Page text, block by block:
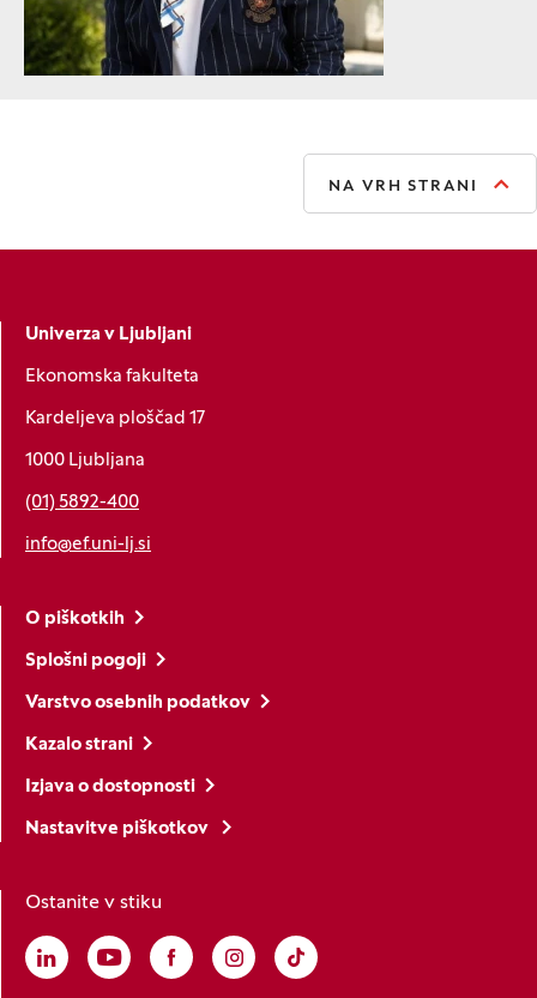
NA VRH STRANI
Univerza v Ljubljani
Ekonomska fakulteta
Kardeljeva ploščad 17
1000 Ljubljana
(01) 5892-400
info@ef.uni-lj.si
O piškotkih
Splošni pogoji
Varstvo osebnih podatkov
Kazalo strani
Izjava o dostopnosti
Nastavitve piškotkov
Ostanite v stiku
Linkedin
(Odpre se v novem oknu)
Youtube
(Odpre se v novem oknu)
Facebook
(Odpre se v novem oknu)
Instagram
(Odpre se v novem oknu)
TikTok
(Odpre se v novem oknu)